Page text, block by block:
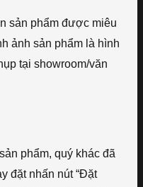
sản phẩm được miêu
ảnh sản phẩm là hình
tại showroom/văn
phẩm, quý khác đã
đặt nhấn nút “Đặt